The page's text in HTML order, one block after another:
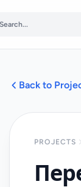
Back to
PROJECTS